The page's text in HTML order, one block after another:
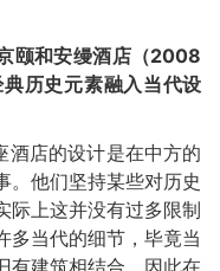
颐和安缦酒店（2008
历史元素融入当代设
酒店的设计是在中方的
。他们坚持某些对历史
际上这并没有过多限制
多当代的细节，毕竟当
有建筑相结合，因此在